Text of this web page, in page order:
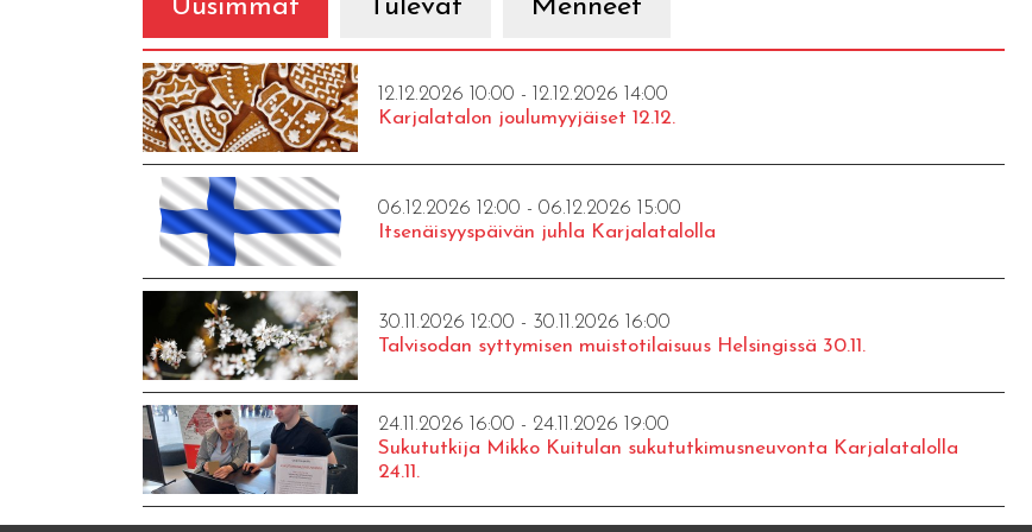
Uusimmat Tulevat Menneet
12.12.2026 10:00 - 12.12.2026 14:00
Karjalatalon joulumyyjäiset 12.12.
06.12.2026 12:00 - 06.12.2026 15:00
Itsenäisyyspäivän juhla Karjalatalolla
30.11.2026 12:00 - 30.11.2026 16:00
Talvisodan syttymisen muistotilaisuus Helsingissä 30.11.
24.11.2026 16:00 - 24.11.2026 19:00
Sukututkija Mikko Kuitulan sukututkimusneuvonta Karjalatalolla
24.11.